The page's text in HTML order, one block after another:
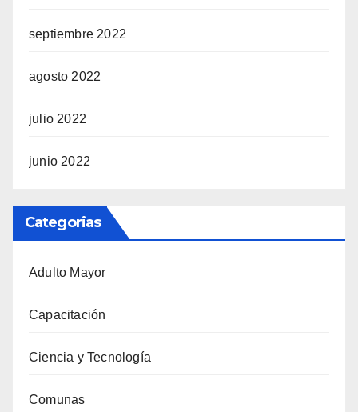
septiembre 2022
agosto 2022
julio 2022
junio 2022
Categorias
Adulto Mayor
Capacitación
Ciencia y Tecnología
Comunas